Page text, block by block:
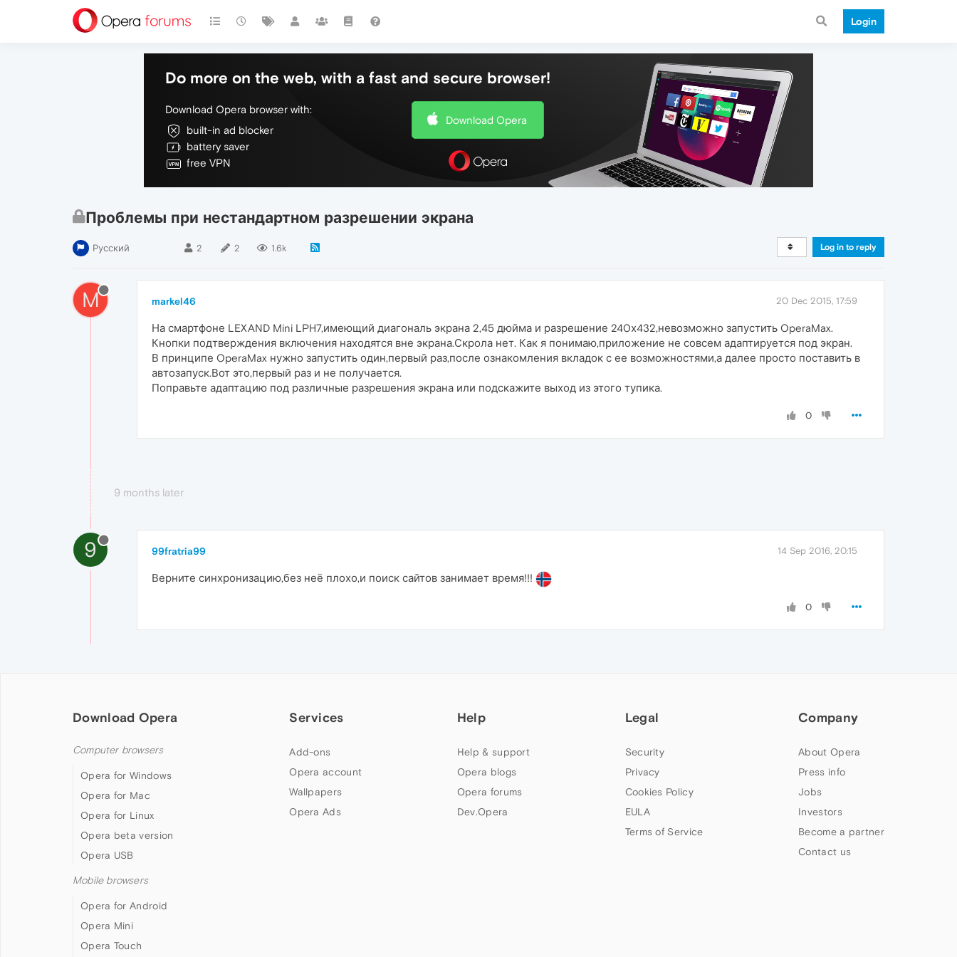
Login
Do more on the web, with a fast and secure browser!
Download Opera browser with:
built-in ad blocker
battery saver
free VPN
Download Opera
Проблемы при нестандартном разрешении экрана
Русский 2 2 1.6k Log in to reply
M markel46 20 Dec 2015, 17:59
На смартфоне LEXAND Mini LPH7,имеющий диагональ экрана 2,45 дюйма и разрешение 240х432,невозможно запустить OperaMax.
Кнопки подтверждения включения находятся вне экрана.Скрола нет. Как я понимаю,приложение не совсем адаптируется под экран.
В принципе OperaMax нужно запустить один,первый раз,после ознакомления вкладок с ее возможностями,а далее просто поставить в
автозапуск.Вот это,первый раз и не получается.
Поправьте адаптацию под различные разрешения экрана или подскажите выход из этого тупика.
0
9 months later
9 99fratria99 14 Sep 2016, 20:15
Верните синхронизацию,без неё плохо,и поиск сайтов занимает время!!!
0
Download Opera
Computer browsers
Opera for Windows
Opera for Mac
Opera for Linux
Opera beta version
Opera USB
Mobile browsers
Opera for Android
Opera Mini
Opera Touch
Services
Add-ons
Opera account
Wallpapers
Opera Ads
Help
Help & support
Opera blogs
Opera forums
Dev.Opera
Legal
Security
Privacy
Cookies Policy
EULA
Terms of Service
Company
About Opera
Press info
Jobs
Investors
Become a partner
Contact us